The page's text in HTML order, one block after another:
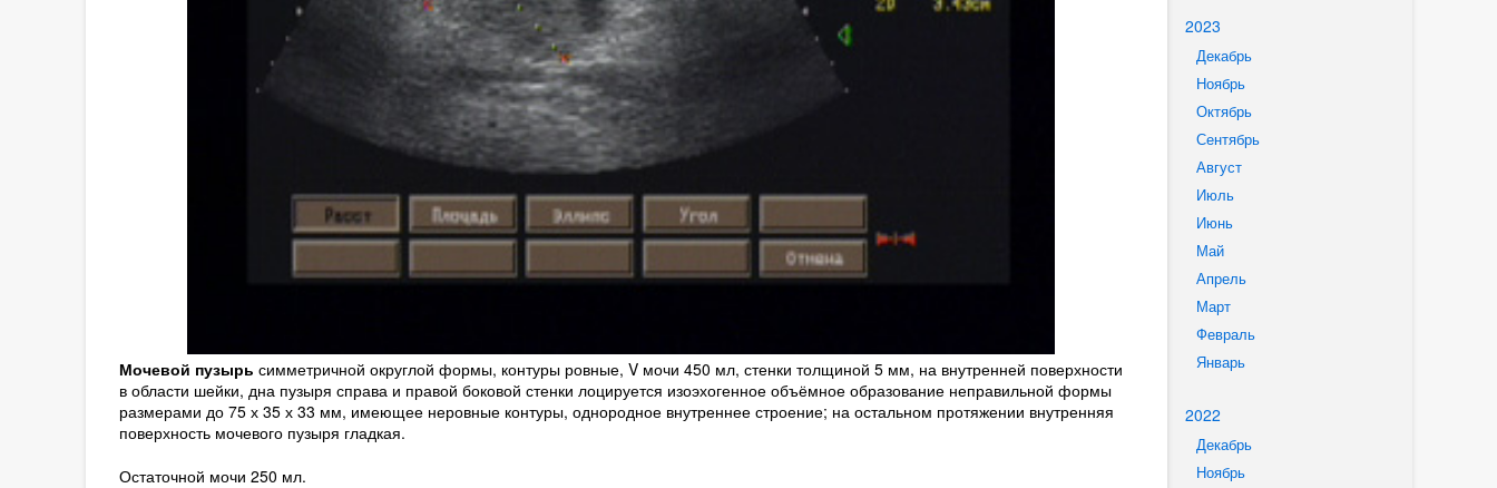
2023
Декабрь
Ноябрь
Октябрь
Сентябрь
Август
Июль
Июнь
Май
Апрель
Март
Февраль
Январь
2022
Декабрь
Ноябрь
Мочевой пузырь симметричной округлой формы, контуры ровные, V мочи 450 мл, стенки толщиной 5 мм, на внутренней поверхности
в области шейки, дна пузыря справа и правой боковой стенки лоцируется изоэхогенное объёмное образование неправильной формы
размерами до 75 х 35 х 33 мм, имеющее неровные контуры, однородное внутреннее строение; на остальном протяжении внутренняя
поверхность мочевого пузыря гладкая.
Остаточной мочи 250 мл.